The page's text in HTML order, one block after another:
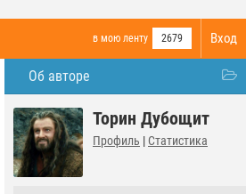
Вход
в мою ленту 2679
Об авторе
Торин Дубощит
Профиль | Статистика